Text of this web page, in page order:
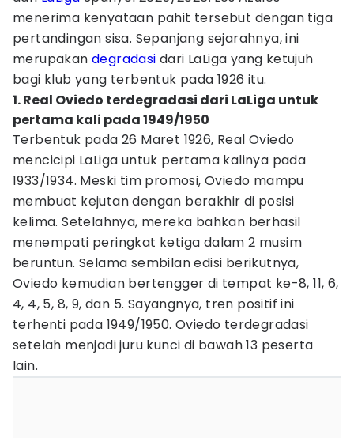
menerima kenyataan pahit tersebut dengan tiga
pertandingan sisa. Sepanjang sejarahnya, ini
merupakandegradasi dari LaLiga yang ketujuh
bagi klub yang terbentuk pada 1926 itu.
1. Real Oviedo terdegradasi dari LaLiga untuk
pertama kali pada 1949/1950
Terbentuk pada 26 Maret 1926, Real Oviedo
mencicipi LaLiga untuk pertama kalinya pada
1933/1934. Meski tim promosi, Oviedo mampu
membuat kejutan dengan berakhir di posisi
kelima. Setelahnya, mereka bahkan berhasil
menempati peringkat ketiga dalam 2 musim
beruntun. Selama sembilan edisi berikutnya,
Oviedo kemudian bertengger di tempat ke-8, 11, 6,
4, 4, 5, 8, 9, dan 5. Sayangnya, tren positif ini
terhenti pada 1949/1950. Oviedo terdegradasi
setelah menjadi juru kunci di bawah 13 peserta
lain.